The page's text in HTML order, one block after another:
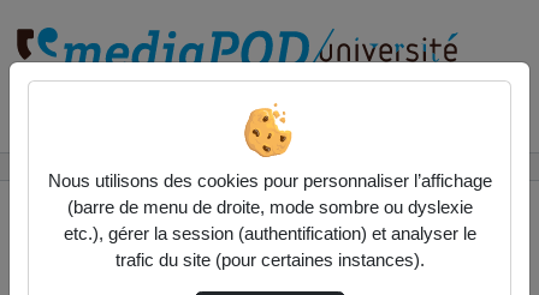
Nous utilisons des cookies pour personnaliser l’affichage
(barre de menu de droite, mode sombre ou dyslexie
etc.), gérer la session (authentification) et analyser le
trafic du site (pour certaines instances).